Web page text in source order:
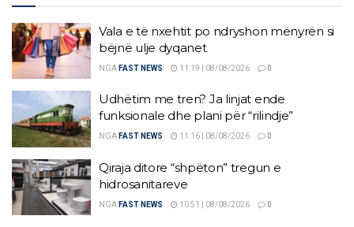
Vala e të nxehtit po ndryshon mënyrën si
bëjnë ulje dyqanet
NGA FAST NEWS 11:19 | 08/08/2026 0
Udhëtim me tren? Ja linjat ende
funksionale dhe plani për “rilindje”
NGA FAST NEWS 11:16 | 08/08/2026 0
Qiraja ditore “shpëton” tregun e
hidrosanitareve
NGA FAST NEWS 10:51 | 08/08/2026 0